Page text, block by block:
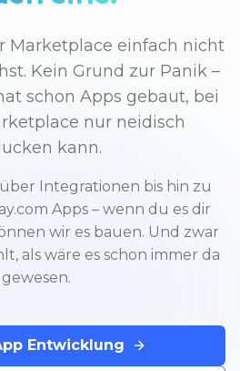
Marketplace einfach nicht
Kein Grund zur Panik –
schon Apps gebaut, bei
nur neidisch
kann.
Integrationen bis hin zu
Apps – wenn du es dir
wir es bauen. Und zwar
als wäre es schon immer da
gewesen.
Entwicklung